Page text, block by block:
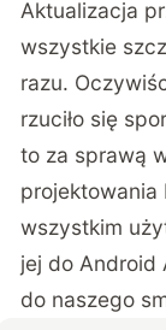
Aktualizacja
wszystkie
razu.
rzuciło się
to za sprawą
projektowania
wszystkim
jej do Android
do naszego